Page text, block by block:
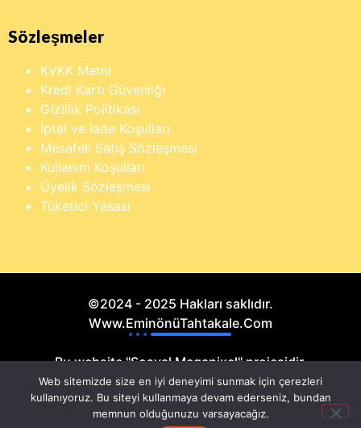
Sözleşmeler
KVKK Metni
Kredi Kartı Güvenliği
Gizlilik Politikası
İptal ve İade Koşulları
Mesafeli Satış Sözleşmesi
Kullanım Koşulları
Üyelik Sözleşmesi
Tüketici Yasası
©2024 - 2025 Hakları saklıdır.
Www.EminönüTahtakale.Com
Bu website "Sosyal Megapixel" projesidir.
Web sitemizde size en iyi deneyimi sunmak için çerezleri
kullanıyoruz. Bu siteyi kullanmaya devam ederseniz, bundan
memnun olduğunuzu varsayacağız.